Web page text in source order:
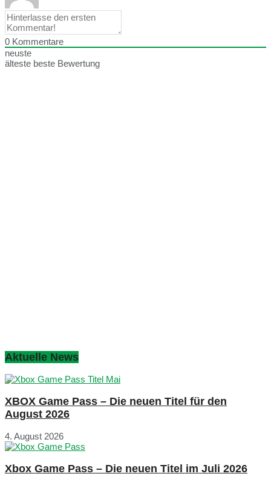
0 Kommentare
neuste
älteste beste Bewertung
Aktuelle News
XBOX Game Pass – Die neuen Titel für den
August 2026
4. August 2026
Xbox Game Pass – Die neuen Titel im Juli 2026